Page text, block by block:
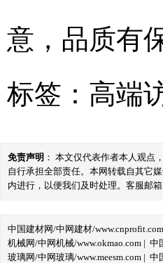
意，品质有
标签： 高端
免责声明 ： 本文仅代表作者本人观点
自行承担全部责任。本网转载自其它
内进行，以便我们及时处理。客服邮
中国建材网/中网建材/www.cnprofit.com
机械网/中网机械/www.okmao.com | 中
玻璃网/中网玻璃/www.meesm.com | 中